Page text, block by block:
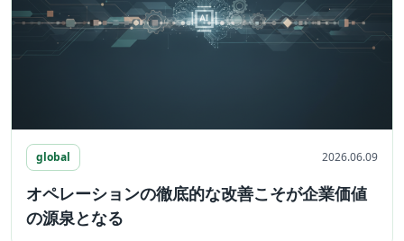
global 2026.06.09
オペレーションの徹底的な改善こそが企業価値
の源泉となる